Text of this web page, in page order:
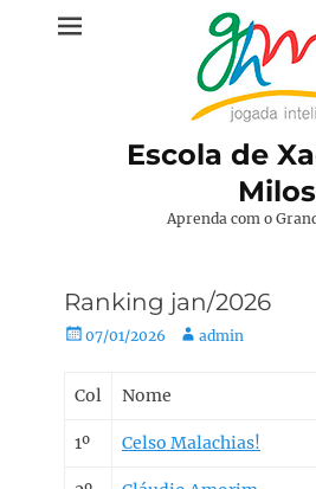
Escola de
Milos
Aprenda com o
Ranking jan/2026
Posted
07/01/2026 Autor:
admin
Col Nome
1º Celso Malachias!